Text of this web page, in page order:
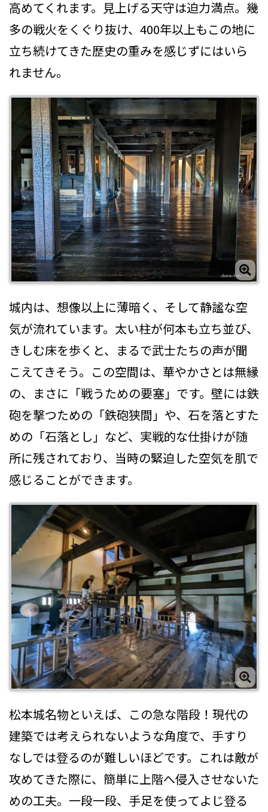
高めてくれます。見上げる天守は迫力満点。幾
多の戦火をくぐり抜け、400年以上もこの地に
立ち続けてきた歴史の重みを感じずにはいら
れません。
城内は、想像以上に薄暗く、そして静謐な空
気が流れています。太い柱が何本も立ち並び、
きしむ床を歩くと、まるで武士たちの声が聞
こえてきそう。この空間は、華やかさとは無縁
の、まさに「戦うための要塞」です。壁には鉄
砲を撃つための「鉄砲狭間」や、石を落とすた
めの「石落とし」など、実戦的な仕掛けが随
所に残されており、当時の緊迫した空気を肌で
感じることができます。
松本城名物といえば、この急な階段！現代の
建築では考えられないような角度で、手すり
なしでは登るのが難しいほどです。これは敵が
攻めてきた際に、簡単に上階へ侵入させないた
めの工夫。一段一段、手足を使ってよじ登る